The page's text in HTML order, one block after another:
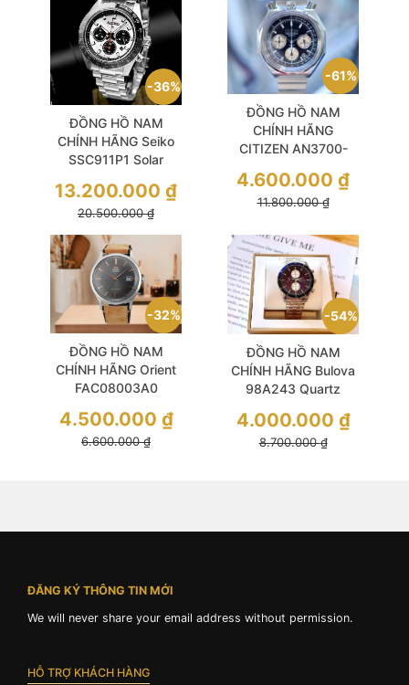
36%
ĐỒNG HỒ NAM
CHÍNH HÃNG Seiko
SSC911P1 Solar
Chronograph White
Dial Silver Stainless
Steel For Men
20.500.000₫
13.200.000 ₫
61%
ĐỒNG HỒ NAM
CHÍNH HÃNG
CITIZEN AN3700-
Size 38mm
11.800.000₫
4.600.000 ₫
32%
ĐỒNG HỒ NAM
CHÍNH HÃNG Orient
FAC08003A0
Grey Dial Brown
Leather For Men
6.600.000₫
4.500.000 ₫
54%
ĐỒNG HỒ NAM
CHÍNH HÃNG Bulova
98A243 Quartz
Classic Silver
Stainless Steel
8.700.000₫
4.000.000 ₫
ĐĂNG KÝ THÔNG TIN MỚI
We will never share your email address without permission.
HỖ TRỢ KHÁCH HÀNG